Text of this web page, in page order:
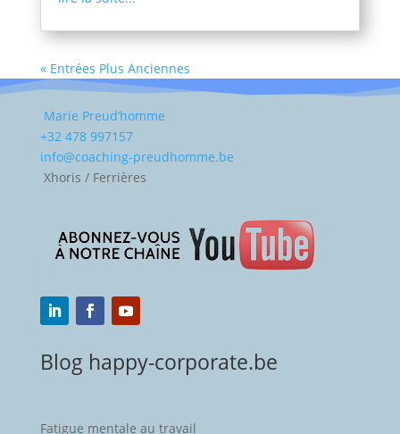
« Entrées Plus Anciennes
Marie Preud’homme
+32 478 997157
info@coaching-preudhomme.be
Xhoris / Ferrières
Blog happy-corporate.be
Fatigue mentale au travail